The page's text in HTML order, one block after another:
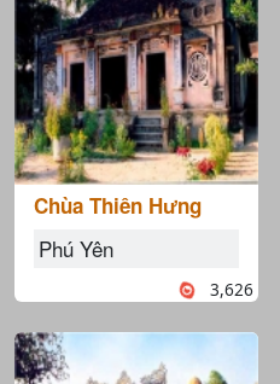
Chùa Thiên Hưng
Phú Yên
3,626